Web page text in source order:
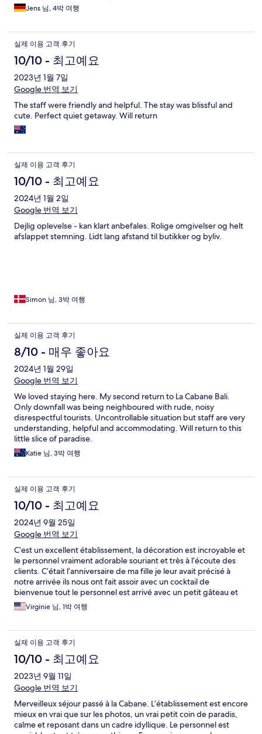
Jens 님, 4박 여행
실제 이용 고객 후기
10/10 - 최고예요
2023년 1월 7일
Google 번역 보기
The staff were friendly and helpful. The stay was blissful and
cute. Perfect quiet getaway. Will return
실제 이용 고객 후기
10/10 - 최고예요
2024년 1월 2일
Google 번역 보기
Dejlig oplevelse - kan klart anbefales. Rolige omgivelser og helt
afslappet stemning. Lidt lang afstand til butikker og byliv.
Simon 님, 3박 여행
실제 이용 고객 후기
8/10 - 매우 좋아요
2024년 1월 29일
Google 번역 보기
We loved staying here. My second return to La Cabane Bali.
Only downfall was being neighboured with rude, noisy
disrespectful tourists. Uncontrollable situation but staff are very
understanding, helpful and accommodating. Will return to this
little slice of paradise.
Katie 님, 3박 여행
실제 이용 고객 후기
10/10 - 최고예요
2024년 9월 25일
Google 번역 보기
C’est un excellent établissement, la décoration est incroyable et
le personnel vraiment adorable souriant et très à l’écoute des
clients. C’était l’anniversaire de ma fille je leur avait précisé à
notre arrivée ils nous ont fait assoir avec un cocktail de
bienvenue tout le personnel est arrivé avec un petit gâteau et
une bougie en chantant happy birthday. L’attention nous à
beaucoup touché Les chambres sont magnifiques, et très
cet hôtel ⭐️⭐️⭐️⭐️⭐️
Virginie 님, 1박 여행
실제 이용 고객 후기
10/10 - 최고예요
2023년 9월 11일
Google 번역 보기
Merveilleux séjour passé à la Cabane. L’établissement est encore
mieux en vrai que sur les photos, un vrai petit coin de paradis,
calme et reposant dans un cadre idyllique. Le personnel est